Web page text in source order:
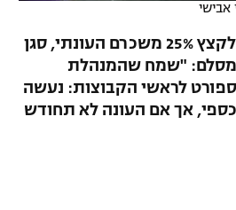
אבישי
הכדורסלנים הסכימו לקצץ 25% משכרם העונתי, סגן
אמסלם: "שמח שהמנהלת
לראשי הקבוצות: נעשה
אך אם העונה לא תחודש